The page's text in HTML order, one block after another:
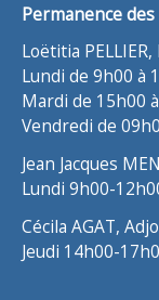
Permanence des
Loëtitia
Lundi de 9h00 à
Mardi de 15h00
Vendredi de
Jean Jacques
Lundi 9h00-
Cécila AGAT,
Jeudi 14h00-